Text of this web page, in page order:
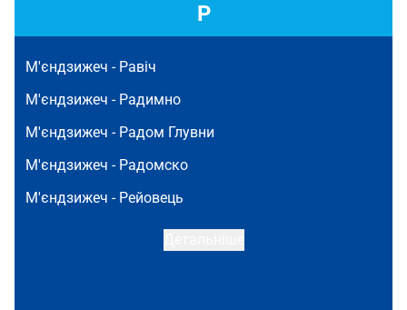
Р
М'єндзижеч - Равіч
М'єндзижеч - Радимно
М'єндзижеч - Радом Глувни
М'єндзижеч - Радомско
М'єндзижеч - Рейовець